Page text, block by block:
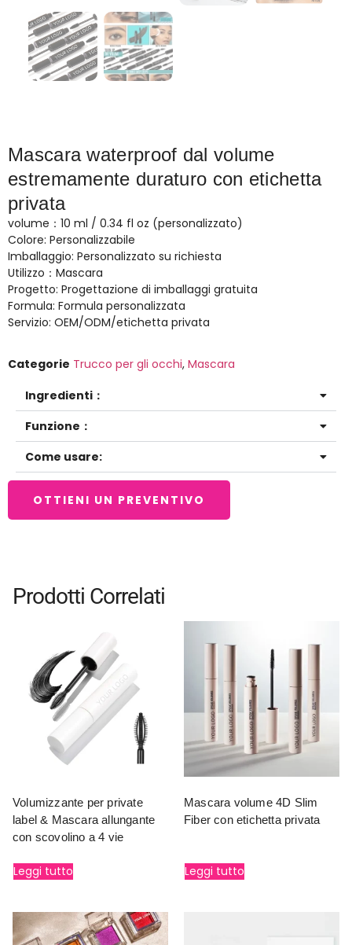
Mascara waterproof dal volume
estremamente duraturo con etichetta
privata
volume：10 ml / 0.34 fl oz (personalizzato)
Colore: Personalizzabile
Imballaggio: Personalizzato su richiesta
Utilizzo：Mascara
Progetto: Progettazione di imballaggi gratuita
Formula: Formula personalizzata
Servizio: OEM/ODM/etichetta privata
Categorie Trucco per gli occhi, Mascara
Ingredienti：
Funzione：
Come usare:
OTTIENI UN PREVENTIVO
Prodotti Correlati
Volumizzante per private
label & Mascara allungante
con scovolino a 4 vie
Leggi tutto
Mascara volume 4D Slim
Fiber con etichetta privata
Leggi tutto